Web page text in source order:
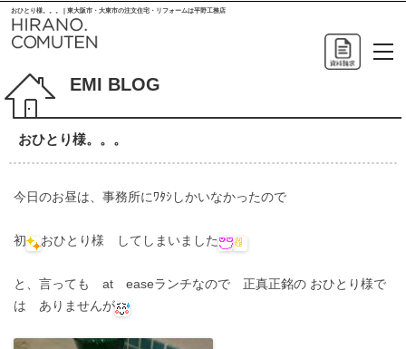
おひとり様。。。 | 東大阪市・大東市の注文住宅・リフォームは平野工務店
EMI BLOG
おひとり様。。。
今日のお昼は、事務所にﾜﾀｼしかいなかったので
初 おひとり様 してしまいました
と、言っても at easeランチなので 正真正銘の おひとり様で
は ありませんが